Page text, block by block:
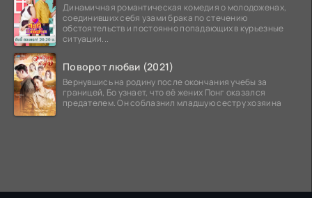
Динамичная романтическая комедия о молодоженах,
соединивших себя узами брака по стечению
обстоятельств и постоянно попадающих в курьезные
ситуации...
Поворот любви (2021)
Вернувшись на родину после окончания учебы за
границей, Бо узнает, что её жених Понг оказался
предателем. Он соблазнил младшую сестру хозяина